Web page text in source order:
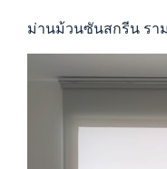
ม่านม้วนซันสกรีน รา